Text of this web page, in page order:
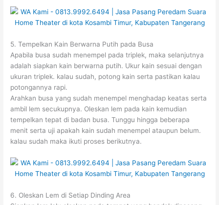
5. Tempelkan Kain Berwarna Putih pada Busa
Apabila busa sudah menempel pada triplek, maka selanjutnya
adalah siapkan kain berwarna putih. Ukur kain sesuai dengan
ukuran triplek. kalau sudah, potong kain serta pastikan kalau
potongannya rapi.
Arahkan busa yang sudah menempel menghadap keatas serta
ambil lem secukupnya. Oleskan lem pada kain kemudian
tempelkan tepat di badan busa. Tunggu hingga beberapa
menit serta uji apakah kain sudah menempel ataupun belum.
kalau sudah maka ikuti proses berikutnya.
6. Oleskan Lem di Setiap Dinding Area